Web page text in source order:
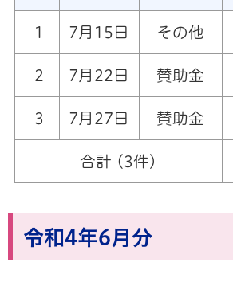
1 7月15日 その他
2 7月22日 賛助金
3 7月27日 賛助金
合計 (3件)
令和4年6月分